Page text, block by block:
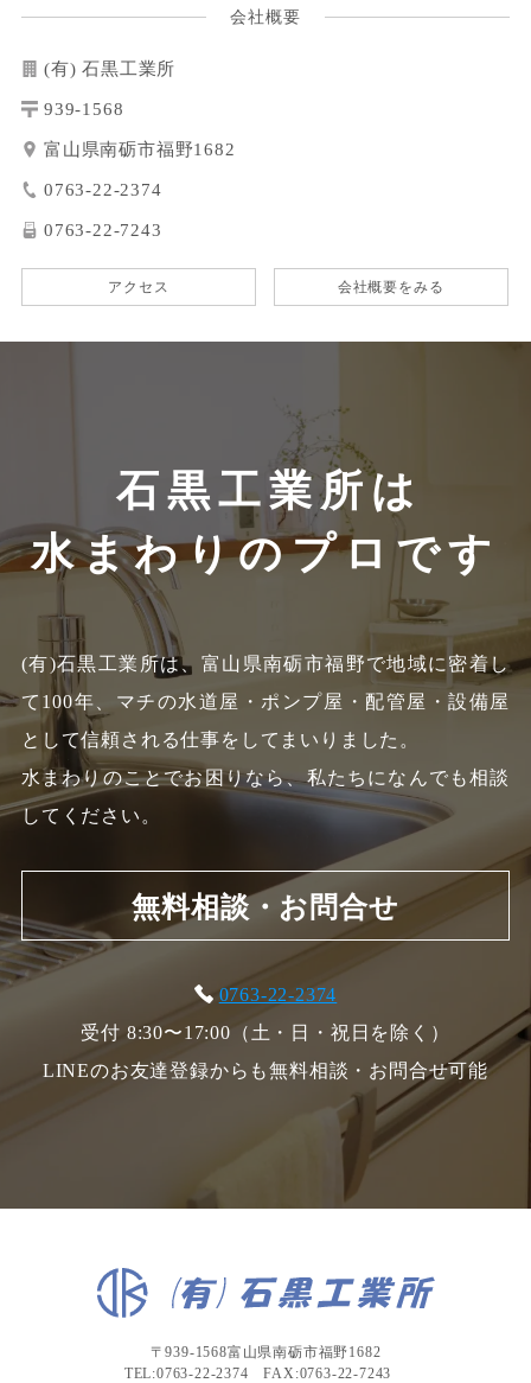
会社概要
(有) 石黒工業所
939-1568
富山県南砺市福野1682
0763-22-2374
0763-22-7243
アクセス 会社概要をみる
石黒工業所は
水まわりのプロです
(有)石黒工業所は、富山県南砺市福野で地域に密着し
て100年、 マチの水道屋・ポンプ屋・配管屋・設備屋
として信頼される仕事をしてまいりました。
水まわりのことでお困りなら、私たちになんでも相談
してください。
無料相談・お問合せ
0763-22-2374
受付 8:30〜17:00（土・日・祝日を除く）
LINEのお友達登録からも無料相談・お問合せ可能
〒939-1568富山県南砺市福野1682
TEL:0763-22-2374 FAX:0763-22-7243